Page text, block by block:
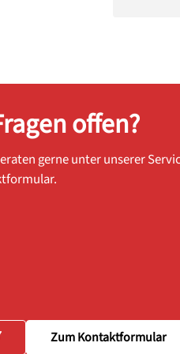
offen?
gerne unter unserer
Zum Kontaktformular